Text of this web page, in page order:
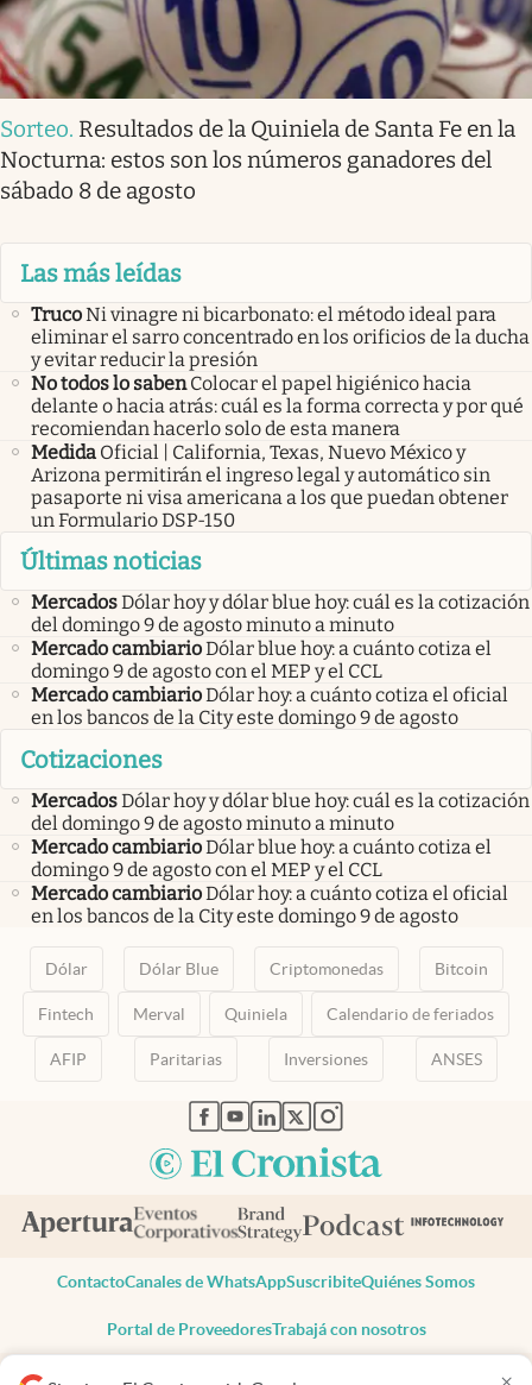
Sorteo. Resultados de la Quiniela de Santa Fe en la
Nocturna: estos son los números ganadores del
sábado 8 de agosto
Las más leídas
TrucoNi vinagre ni bicarbonato: el método ideal para
eliminar el sarro concentrado en los orificios de la ducha
y evitar reducir la presión
No todos lo saben Colocar el papel higiénico hacia
delante o hacia atrás: cuál es la forma correcta y por qué
recomiendan hacerlo solo de esta manera
Medida Oficial | California, Texas, Nuevo México y
Arizona permitirán el ingreso legal y automático sin
pasaporte ni visa americana a los que puedan obtener
un Formulario DSP-150
Últimas noticias
MercadosDólar hoy y dólar blue hoy: cuál es la cotización
del domingo 9 de agosto minuto a minuto
Mercado cambiarioDólar blue hoy: a cuánto cotiza el
domingo 9 de agosto con el MEP y el CCL
Mercado cambiarioDólar hoy: a cuánto cotiza el oficial
en los bancos de la City este domingo 9 de agosto
Cotizaciones
MercadosDólar hoy y dólar blue hoy: cuál es la cotización
del domingo 9 de agosto minuto a minuto
Mercado cambiarioDólar blue hoy: a cuánto cotiza el
domingo 9 de agosto con el MEP y el CCL
Mercado cambiarioDólar hoy: a cuánto cotiza el oficial
en los bancos de la City este domingo 9 de agosto
Dólar Dólar Blue Criptomonedas Bitcoin
Fintech Merval Quiniela Calendario de feriados
AFIP Paritarias Inversiones ANSES
abre en nueva pestaña
abre en nueva pestaña
abre en nueva pestaña
abre en nueva pestaña
abre en nueva pestaña
ContactoCanales de WhatsAppSuscribiteQuiénes Somos
Portal de ProveedoresTrabajá con nosotros